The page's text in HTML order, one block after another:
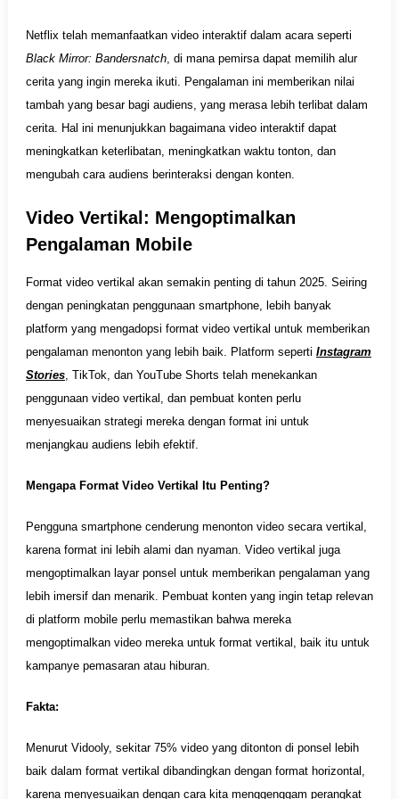
Netflix telah memanfaatkan video interaktif dalam acara seperti
Black Mirror: Bandersnatch, di mana pemirsa dapat memilih alur
cerita yang ingin mereka ikuti. Pengalaman ini memberikan nilai
tambah yang besar bagi audiens, yang merasa lebih terlibat dalam
cerita. Hal ini menunjukkan bagaimana video interaktif dapat
meningkatkan keterlibatan, meningkatkan waktu tonton, dan
mengubah cara audiens berinteraksi dengan konten.
Video Vertikal: Mengoptimalkan
Pengalaman Mobile
Format video vertikal akan semakin penting di tahun 2025. Seiring
dengan peningkatan penggunaan smartphone, lebih banyak
platform yang mengadopsi format video vertikal untuk memberikan
pengalaman menonton yang lebih baik. Platform seperti Instagram
Stories, TikTok, dan YouTube Shorts telah menekankan
penggunaan video vertikal, dan pembuat konten perlu
menyesuaikan strategi mereka dengan format ini untuk
menjangkau audiens lebih efektif.
Mengapa Format Video Vertikal Itu Penting?
Pengguna smartphone cenderung menonton video secara vertikal,
karena format ini lebih alami dan nyaman. Video vertikal juga
mengoptimalkan layar ponsel untuk memberikan pengalaman yang
lebih imersif dan menarik. Pembuat konten yang ingin tetap relevan
di platform mobile perlu memastikan bahwa mereka
mengoptimalkan video mereka untuk format vertikal, baik itu untuk
kampanye pemasaran atau hiburan.
Fakta:
Menurut Vidooly, sekitar 75% video yang ditonton di ponsel lebih
baik dalam format vertikal dibandingkan dengan format horizontal,
karena menyesuaikan dengan cara kita menggenggam perangkat